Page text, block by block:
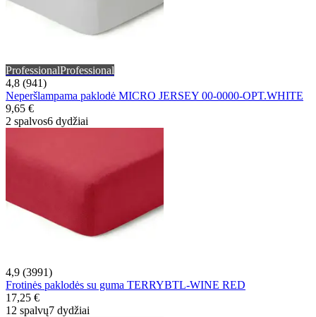
ProfessionalProfessional
4,8 (941)
Neperšlampama paklodė MICRO JERSEY 00-0000-OPT.WHITE
9,65 €
2 spalvos6 dydžiai
4,9 (3991)
Frotinės paklodės su guma TERRYBTL-WINE RED
17,25 €
12 spalvų7 dydžiai